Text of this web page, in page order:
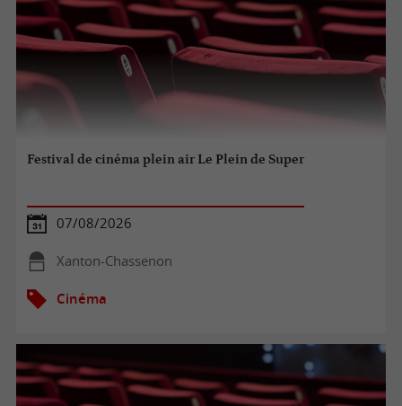
Festival de cinéma plein air Le Plein de Super
07/08/2026
Xanton-Chassenon
Cinéma